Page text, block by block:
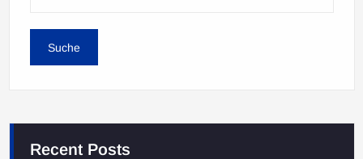
Recent Posts